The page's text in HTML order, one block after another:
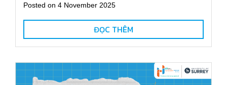
Posted on 4 November 2025
ĐỌC THÊM